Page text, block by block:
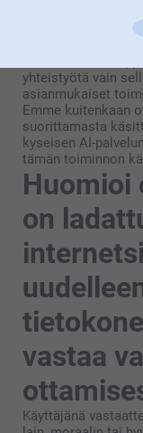
toimii itsenäisenä
vastuussa kuvan
käyttöehtojensa
yhteistyötä vain
asianmukaiset
Emme kuitenkaan
suorittamasta
kyseisen AI-
tämän toiminnon
Huomioi
on
vastaa
Käyttäjänä